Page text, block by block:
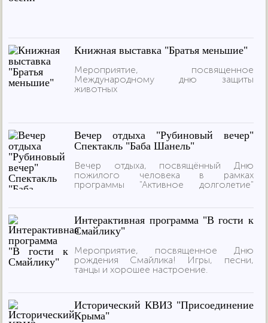
Книжная выставка "Братья меньшие"
Мероприятие, посвященное
Международному дню защиты
животных
Вечер отдыха "Рубиновый вечер"
Спектакль "Баба Шанель"
Вечер отдыха, посвящённый Дню
пожилого человека в рамках
программы "Активное долголетие"
Интерактивная программа "В гости к
Смайлику"
Мероприятие, посвященное Дню
рождения Смайлика! Игры, песни,
танцы и хорошее настроение.
Исторический КВИЗ "Присоединение
Крыма"